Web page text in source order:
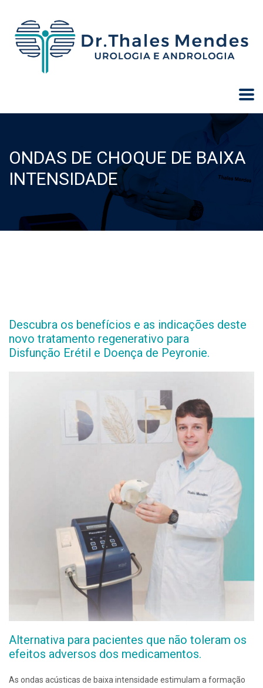
ONDAS DE CHOQUE DE BAIXA
INTENSIDADE
Descubra os benefícios e as indicações deste
novo tratamento regenerativo para
Disfunção Erétil e Doença de Peyronie.
Alternativa para pacientes que não toleram os
efeitos adversos dos medicamentos.
As ondas acústicas de baixa intensidade estimulam a formação